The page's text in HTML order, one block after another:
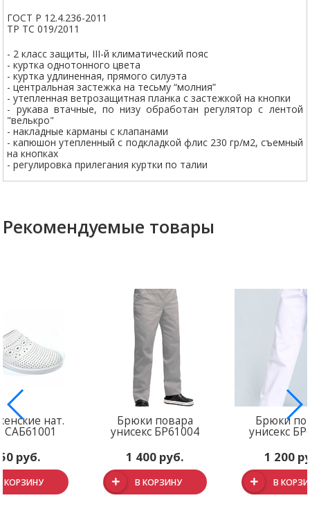
ГОСТ Р 12.4.236-2011
ТР ТС 019/2011
- 2 класс защиты, III-й климатический пояс
- куртка однотонного цвета
- куртка удлиненная, прямого силуэта
- центральная застежка на тесьму “молния”
- утепленная ветрозащитная планка с застежкой на кнопки
- рукава втачные, по низу обработан регулятор с лентой
"велькро"
- накладные карманы с клапанами
- капюшон утепленный с подкладкой флис 230 гр/м2, съемный
на кнопках
- регулировка прилегания куртки по талии
Рекомендуемые товары
нат.
САБ61001
руб.
КОРЗИНУ
Брюки повара
унисекс БР61004
1 400 руб.
В КОРЗИНУ
Брюки
унисекс
1 200
В